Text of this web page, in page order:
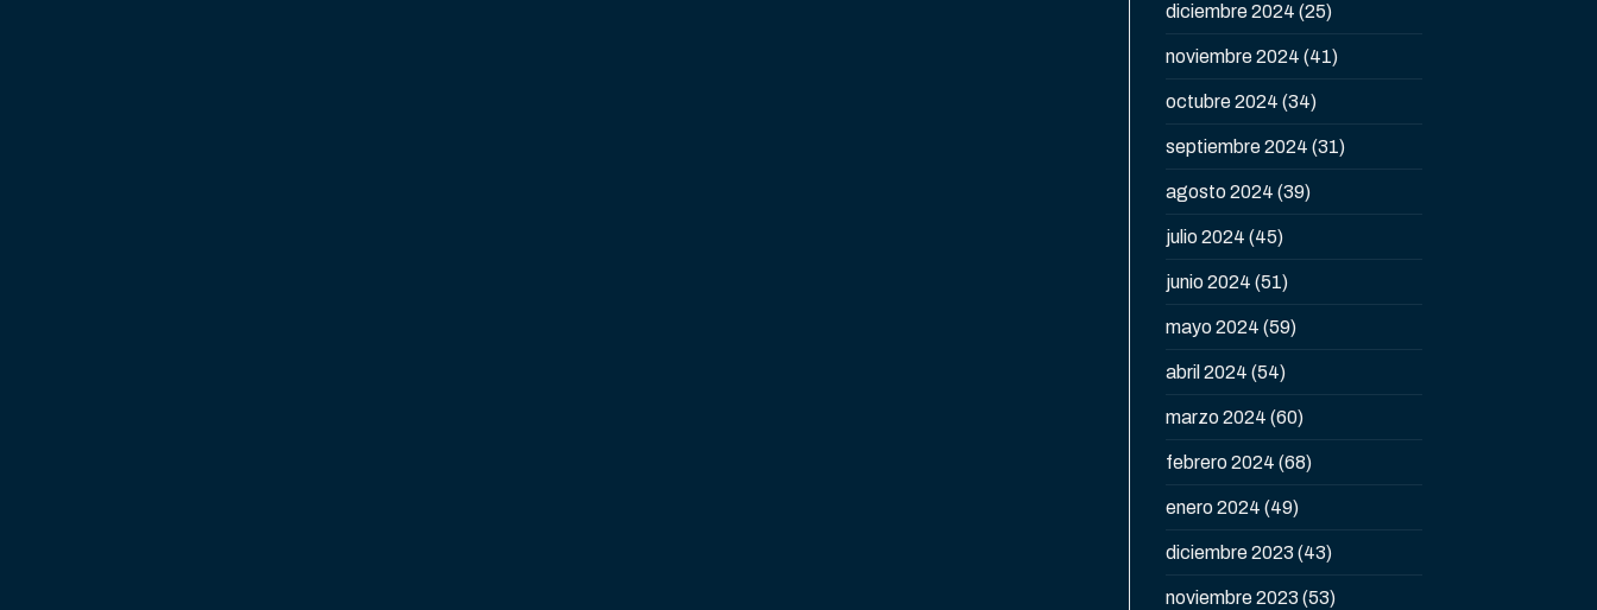
diciembre 2024 (25)
noviembre 2024 (41)
octubre 2024 (34)
septiembre 2024 (31)
agosto 2024 (39)
julio 2024 (45)
junio 2024 (51)
mayo 2024 (59)
abril 2024 (54)
marzo 2024 (60)
febrero 2024 (68)
enero 2024 (49)
diciembre 2023 (43)
noviembre 2023 (53)